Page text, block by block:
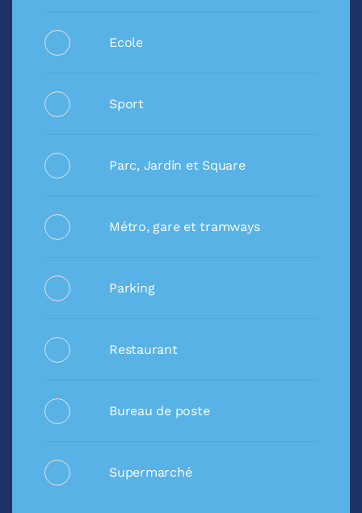
Ecole
Sport
Parc, Jardin et Square
Métro, gare et tramways
Parking
Restaurant
Bureau de poste
Supermarché